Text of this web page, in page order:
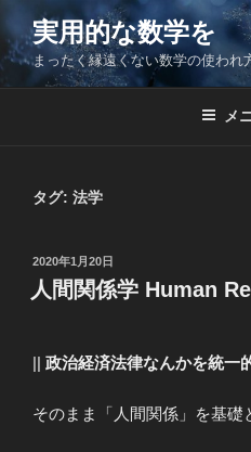
ン
テ
ン
実用的な数学を
まったく縁遠くない数学の使われ
メ
タグ: 法学
投
稿
日:
2020年1月20日
人間関係学 Human
|| 政治経済法律なんかを統一
そのまま「人間関係」を基礎